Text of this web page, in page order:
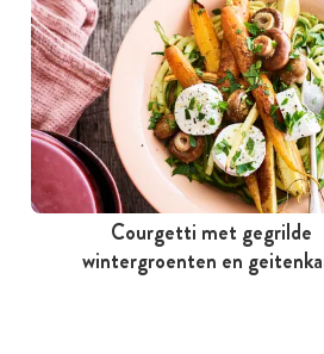
Tussen 30 minuten en 1 uur
Courgetti met gegrilde
wintergroenten en